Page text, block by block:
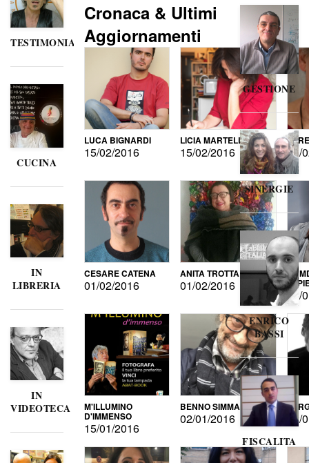
TESTIMONIANZE
CUCINA
IN
LIBRERIA
IN
VIDEOTECA
Cronaca & Ultimi
Aggiornamenti
LUCA BIGNARDI
15/02/2016
LICIA MARTELLI
15/02/2016 15/
CESARE CATENA
01/02/2016
ANITA TROTTA
01/02/2016 DI
15/
M'ILLUMINO
D'IMMENSO
15/01/2016
BENNO SIMMA
02/01/2016
GESTIONE
SINERGIE
ENRICO
BASSI
FISCALITA